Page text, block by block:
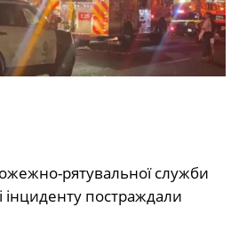
рятувальної служби
інциденту постраждали